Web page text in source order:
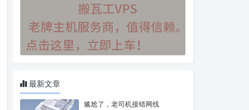
最新文章
尴尬了，老司机接错网线